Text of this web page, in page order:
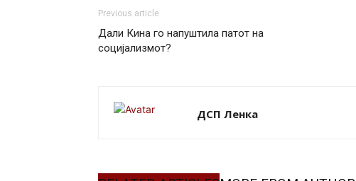
Previous article
Дали Кина го напуштила патот на
социјализмот?
ДСП Ленка